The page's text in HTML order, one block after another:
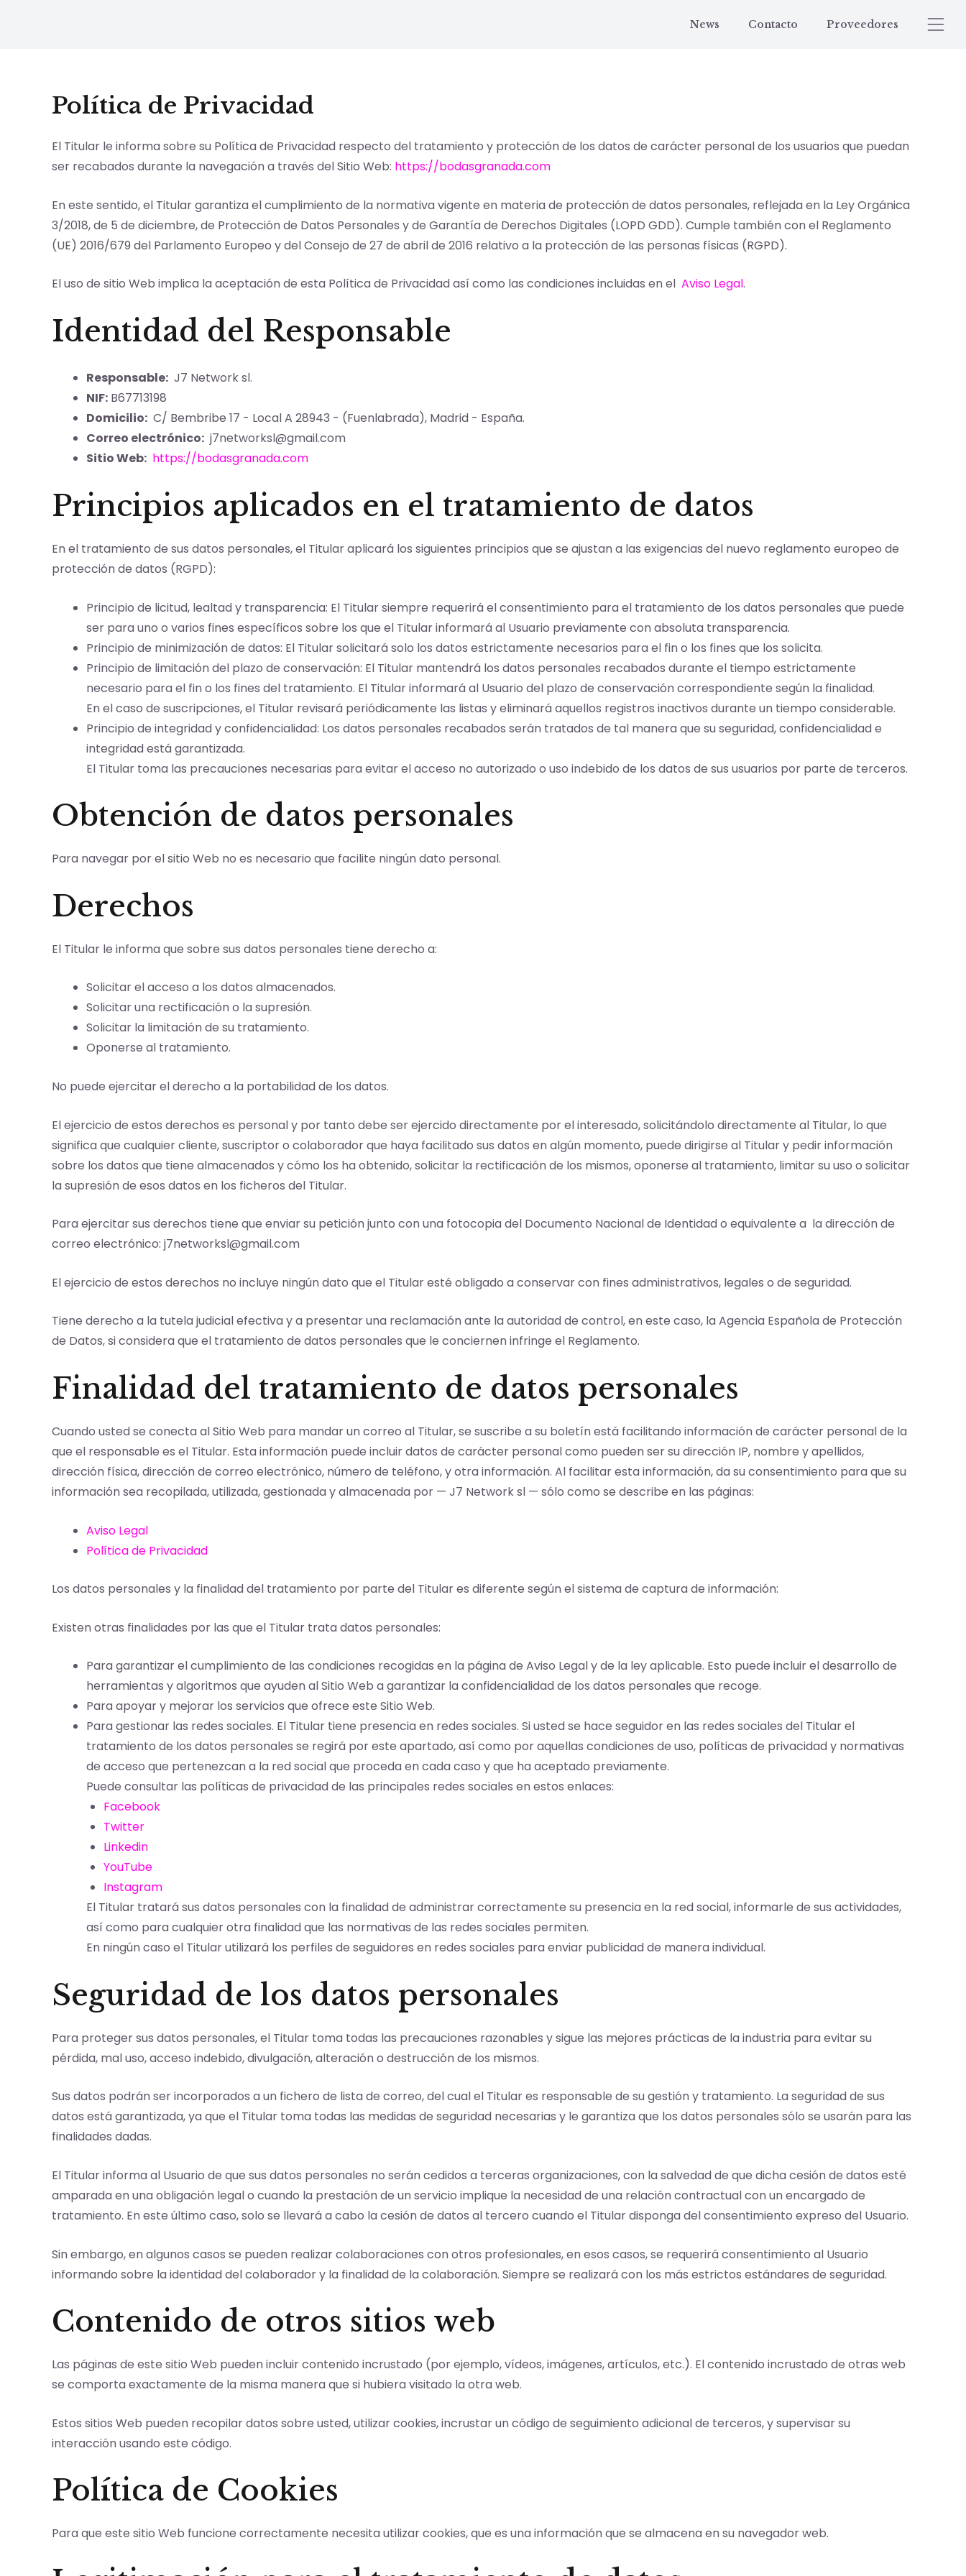
News Contacto Proveedores
Política de Privacidad
El Titular le informa sobre su Política de Privacidad respecto del tratamiento y protección de los datos de carácter personal de los usuarios que puedan
ser recabados durante la navegación a través del Sitio Web: https://bodasgranada.com
En este sentido, el Titular garantiza el cumplimiento de la normativa vigente en materia de protección de datos personales, reflejada en la Ley Orgánica
3/2018, de 5 de diciembre, de Protección de Datos Personales y de Garantía de Derechos Digitales (LOPD GDD). Cumple también con el Reglamento
(UE) 2016/679 del Parlamento Europeo y del Consejo de 27 de abril de 2016 relativo a la protección de las personas físicas (RGPD).
El uso de sitio Web implica la aceptación de esta Política de Privacidad así como las condiciones incluidas en el Aviso Legal.
Identidad del Responsable
Responsable: J7 Network sl.
NIF: B67713198
Domicilio: C/ Bembribe 17 - Local A 28943 - (Fuenlabrada), Madrid - España.
Correo electrónico: j7networksl@gmail.com
Sitio Web: https://bodasgranada.com
Principios aplicados en el tratamiento de datos
En el tratamiento de sus datos personales, el Titular aplicará los siguientes principios que se ajustan a las exigencias del nuevo reglamento europeo de
protección de datos (RGPD):
Principio de licitud, lealtad y transparencia: El Titular siempre requerirá el consentimiento para el tratamiento de los datos personales que puede
ser para uno o varios fines específicos sobre los que el Titular informará al Usuario previamente con absoluta transparencia.
Principio de minimización de datos: El Titular solicitará solo los datos estrictamente necesarios para el fin o los fines que los solicita.
Principio de limitación del plazo de conservación: El Titular mantendrá los datos personales recabados durante el tiempo estrictamente
necesario para el fin o los fines del tratamiento. El Titular informará al Usuario del plazo de conservación correspondiente según la finalidad.
En el caso de suscripciones, el Titular revisará periódicamente las listas y eliminará aquellos registros inactivos durante un tiempo considerable.
Principio de integridad y confidencialidad: Los datos personales recabados serán tratados de tal manera que su seguridad, confidencialidad e
integridad está garantizada.
El Titular toma las precauciones necesarias para evitar el acceso no autorizado o uso indebido de los datos de sus usuarios por parte de terceros.
Obtención de datos personales
Para navegar por el sitio Web no es necesario que facilite ningún dato personal.
Derechos
El Titular le informa que sobre sus datos personales tiene derecho a:
Solicitar el acceso a los datos almacenados.
Solicitar una rectificación o la supresión.
Solicitar la limitación de su tratamiento.
Oponerse al tratamiento.
No puede ejercitar el derecho a la portabilidad de los datos.
El ejercicio de estos derechos es personal y por tanto debe ser ejercido directamente por el interesado, solicitándolo directamente al Titular, lo que
significa que cualquier cliente, suscriptor o colaborador que haya facilitado sus datos en algún momento, puede dirigirse al Titular y pedir información
sobre los datos que tiene almacenados y cómo los ha obtenido, solicitar la rectificación de los mismos, oponerse al tratamiento, limitar su uso o solicitar
la supresión de esos datos en los ficheros del Titular.
Para ejercitar sus derechos tiene que enviar su petición junto con una fotocopia del Documento Nacional de Identidad o equivalente a la dirección de
correo electrónico: j7networksl@gmail.com
El ejercicio de estos derechos no incluye ningún dato que el Titular esté obligado a conservar con fines administrativos, legales o de seguridad.
Tiene derecho a la tutela judicial efectiva y a presentar una reclamación ante la autoridad de control, en este caso, la Agencia Española de Protección
de Datos, si considera que el tratamiento de datos personales que le conciernen infringe el Reglamento.
Finalidad del tratamiento de datos personales
Cuando usted se conecta al Sitio Web para mandar un correo al Titular, se suscribe a su boletín está facilitando información de carácter personal de la
que el responsable es el Titular. Esta información puede incluir datos de carácter personal como pueden ser su dirección IP, nombre y apellidos,
dirección física, dirección de correo electrónico, número de teléfono, y otra información. Al facilitar esta información, da su consentimiento para que su
información sea recopilada, utilizada, gestionada y almacenada por — J7 Network sl — sólo como se describe en las páginas:
Aviso Legal
Política de Privacidad
Los datos personales y la finalidad del tratamiento por parte del Titular es diferente según el sistema de captura de información:
Existen otras finalidades por las que el Titular trata datos personales:
Para garantizar el cumplimiento de las condiciones recogidas en la página de Aviso Legal y de la ley aplicable. Esto puede incluir el desarrollo de
herramientas y algoritmos que ayuden al Sitio Web a garantizar la confidencialidad de los datos personales que recoge.
Para apoyar y mejorar los servicios que ofrece este Sitio Web.
Para gestionar las redes sociales. El Titular tiene presencia en redes sociales. Si usted se hace seguidor en las redes sociales del Titular el
tratamiento de los datos personales se regirá por este apartado, así como por aquellas condiciones de uso, políticas de privacidad y normativas
de acceso que pertenezcan a la red social que proceda en cada caso y que ha aceptado previamente.
Puede consultar las políticas de privacidad de las principales redes sociales en estos enlaces:
Facebook
Twitter
Linkedin
YouTube
Instagram
El Titular tratará sus datos personales con la finalidad de administrar correctamente su presencia en la red social, informarle de sus actividades,
así como para cualquier otra finalidad que las normativas de las redes sociales permiten.
En ningún caso el Titular utilizará los perfiles de seguidores en redes sociales para enviar publicidad de manera individual.
Seguridad de los datos personales
Para proteger sus datos personales, el Titular toma todas las precauciones razonables y sigue las mejores prácticas de la industria para evitar su
pérdida, mal uso, acceso indebido, divulgación, alteración o destrucción de los mismos.
Sus datos podrán ser incorporados a un fichero de lista de correo, del cual el Titular es responsable de su gestión y tratamiento. La seguridad de sus
datos está garantizada, ya que el Titular toma todas las medidas de seguridad necesarias y le garantiza que los datos personales sólo se usarán para las
finalidades dadas.
El Titular informa al Usuario de que sus datos personales no serán cedidos a terceras organizaciones, con la salvedad de que dicha cesión de datos esté
amparada en una obligación legal o cuando la prestación de un servicio implique la necesidad de una relación contractual con un encargado de
tratamiento. En este último caso, solo se llevará a cabo la cesión de datos al tercero cuando el Titular disponga del consentimiento expreso del Usuario.
Sin embargo, en algunos casos se pueden realizar colaboraciones con otros profesionales, en esos casos, se requerirá consentimiento al Usuario
informando sobre la identidad del colaborador y la finalidad de la colaboración. Siempre se realizará con los más estrictos estándares de seguridad.
Contenido de otros sitios web
Las páginas de este sitio Web pueden incluir contenido incrustado (por ejemplo, vídeos, imágenes, artículos, etc.). El contenido incrustado de otras web
se comporta exactamente de la misma manera que si hubiera visitado la otra web.
Estos sitios Web pueden recopilar datos sobre usted, utilizar cookies, incrustar un código de seguimiento adicional de terceros, y supervisar su
interacción usando este código.
Política de Cookies
Para que este sitio Web funcione correctamente necesita utilizar cookies, que es una información que se almacena en su navegador web.